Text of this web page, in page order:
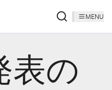
MENU
表の